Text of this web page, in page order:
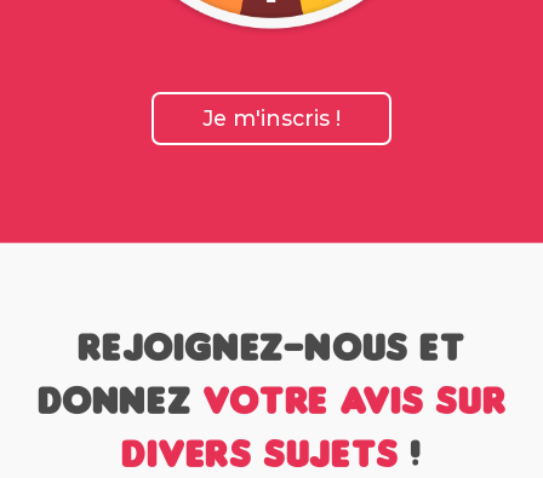
Je m'inscris !
Rejoignez-nous et
donnez votre avis sur
divers sujets !